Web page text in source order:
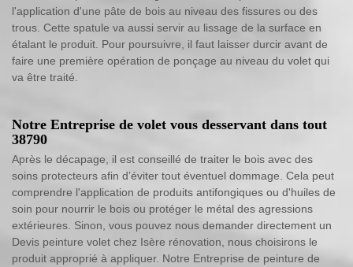
l'application d'une pâte de bois au niveau des fissures ou des
trous. Cette spatule va aussi servir au lissage de la surface en
étalant le produit. Pour poursuivre, il faut laisser durcir avant de
faire une première opération de ponçage au niveau du volet qui
va être traité.
Notre Entreprise de volet vous desservant dans tout
38790
Après le décapage, il est conseillé de traiter le bois avec des
soins protecteurs afin d’éviter tout éventuel dommage. Cela peut
comprendre l'application de produits antifongiques ou d'huiles de
soin pour nourrir le bois ou protéger le métal des agressions
extérieures. Sinon, vous pouvez nous demander directement un
Devis peinture volet chez Isère rénovation, nous choisirons le
produit approprié à appliquer. Notre Entreprise de peinture de